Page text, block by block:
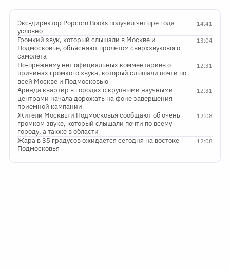
14:41
Экс-директор Popcorn Books получил четыре года
условно
13:04
Громкий звук, который слышали в Москве и
Подмосковье, объясняют пролетом сверхзвукового
самолета
12:31
По-прежнему нет официальных комментариев о
причинах громкого звука, который слышали почти по
всей Москве и Подмосковью
12:31
Аренда квартир в городах с крупными научными
центрами начала дорожать на фоне завершения
приемной кампании
12:08
Жители Москвы и Подмосковья сообщают об очень
громком звуке, который слышали почти по всему
городу, а также в области
12:08
Жара в 35 градусов ожидается сегодня на востоке
Подмосковья